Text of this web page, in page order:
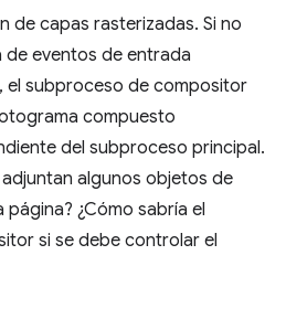
de capas rasterizadas. Si no
eventos de entrada
el subproceso de compositor
compuesto
del subproceso principal.
algunos objetos de
¿Cómo sabría el
si se debe controlar el